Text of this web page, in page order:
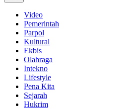
Video
Pemerintah
Parpol
Kultural
Ekbis
Olahraga
Intekno
Lifestyle
Pena Kita
Sejarah
Hukrim